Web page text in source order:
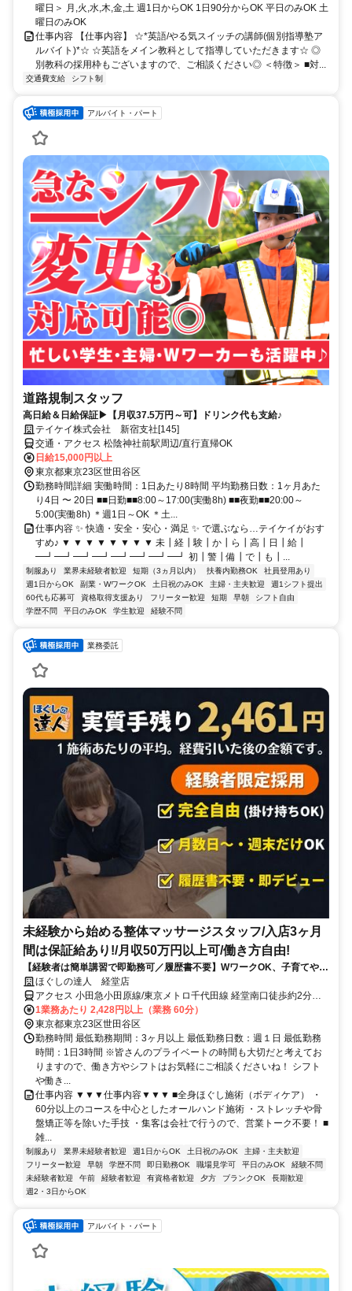
曜日＞ 月,火,水,木,金,土 週1日からOK 1日90分からOK 平日のみOK 土
曜日のみOK
仕事内容 【仕事内容】 ☆*英語/やる気スイッチの講師(個別指導塾ア
ルバイト)*☆ ☆英語をメイン教科として指導していただきます☆ ◎
別教科の採用枠もございますので、ご相談ください◎ ＜特徴＞ ■対...
交通費支給 シフト制
アルバイト・パート
道路規制スタッフ
高日給＆日給保証▶【月収37.5万円～可】ドリンク代も支給♪
テイケイ株式会社 新宿支社[145]
交通・アクセス 松陰神社前駅周辺/直行直帰OK
日給15,000円以上
東京都東京23区世田谷区
勤務時間詳細 実働時間：1日あたり8時間 平均勤務日数：1ヶ月あた
り4日 〜 20日 ■■日勤■■8:00～17:00(実働8h) ■■夜勤■■20:00～
5:00(実働8h) ＊週1日～OK ＊土...
仕事内容 ✨ 快適・安全・安心・満足 ✨ で選ぶなら…テイケイがおす
すめ♪ ▼ ▼ ▼ ▼ ▼ ▼ ▼ ▼ 未┃経┃験┃か┃ら┃高┃日┃給┃
━┛━┛━┛━┛━┛━┛━┛━┛ 初┃警┃備┃で┃も┃...
制服あり 業界未経験者歓迎 短期（3ヵ月以内） 扶養内勤務OK
社員登用あり
週1日からOK
副業・WワークOK 土日祝のみOK 主婦・主夫歓迎
週1シフト提出
60代も応募可
資格取得支援あり フリーター歓迎 短期 早朝
シフト自由
学歴不問
平日のみOK 学生歓迎 経験不問
業務委託
未経験から始める整体マッサージスタッフ/入店3ヶ月
間は保証給あり!/月収50万円以上可/働き方自由!
【経験者は簡単講習で即勤務可／履歴書不要】WワークOK、子育てや介
護、他の仕事をしながら自分に合った働き方をしている方が活躍中
ほぐしの達人 経堂店
アクセス 小田急小田原線/東京メトロ千代田線 経堂南口徒歩約2分、
東急世田谷線 宮の坂出入口2(下高井戸方面)徒歩約11分、東急世田谷
線 山下（東京都）出入口1徒歩約13分 経堂駅徒歩2分
1業務あたり 2,428円以上（業務 60分）
東京都東京23区世田谷区
勤務時間 最低勤務期間：3ヶ月以上 最低勤務日数：週１日 最低勤務
時間：1日3時間 ※皆さんのプライベートの時間も大切だと考えてお
りますので、働き方やシフトはお気軽にご相談くださいね！ シフト
や働き...
仕事内容 ▼▼▼仕事内容▼▼▼ ■全身ほぐし施術（ボディケア） ・
60分以上のコースを中心としたオールハンド施術 ・ストレッチや骨
盤矯正等を除いた手技 ・集客は会社で行うので、営業トーク不要！ ■
雑...
制服あり 業界未経験者歓迎 週1日からOK 土日祝のみOK
主婦・主夫歓迎
フリーター歓迎
早朝 学歴不問 即日勤務OK 職場見学可 平日のみOK
経験不問
未経験者歓迎
午前 経験者歓迎 有資格者歓迎 夕方 ブランクOK
長期歓迎
週2・3日からOK
アルバイト・パート